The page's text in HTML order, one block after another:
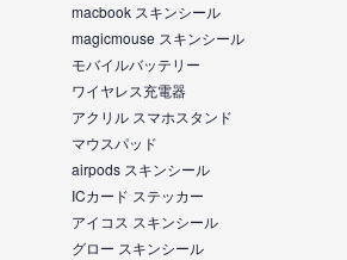
macbook スキンシール
magicmouse スキンシール
モバイルバッテリー
ワイヤレス充電器
アクリル スマホスタンド
マウスパッド
airpods スキンシール
ICカード ステッカー
アイコス スキンシール
グロー スキンシール